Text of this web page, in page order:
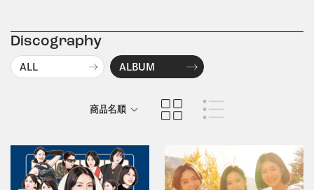
Discography
ALL ALBUM
商品名順